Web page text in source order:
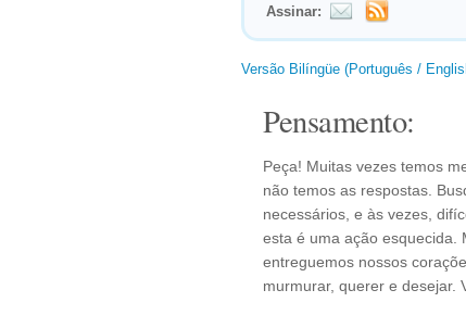
Assinar:
Versão Bilíngüe (Português /
Pensamento:
Peça! Muitas vezes temos
não temos as respostas.
necessários, e às vezes,
esta é uma ação esquecida.
entreguemos nossos
murmurar, querer e desejar.